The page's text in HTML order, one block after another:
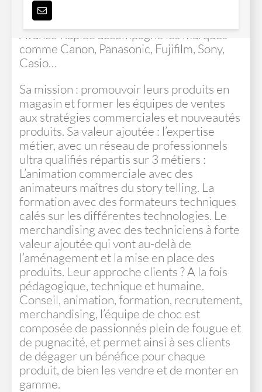
PORTRAIT
Avance Rapide accompagne les marques
comme Canon, Panasonic, Fujifilm, Sony,
Casio…
Sa mission : promouvoir leurs produits en
magasin et former les équipes de ventes
aux stratégies commerciales et nouveautés
produits. Sa valeur ajoutée : l’expertise
métier, avec un réseau de professionnels
ultra qualifiés répartis sur 3 métiers :
L’animation commerciale avec des
animateurs maîtres du story telling. La
formation avec des formateurs techniques
calés sur les différentes technologies. Le
merchandising avec des techniciens à forte
valeur ajoutée qui vont au-delà de
l’aménagement et la mise en place des
produits. Leur approche clients ? A la fois
pédagogique, technique et humaine.
Conseil, animation, formation, recrutement,
merchandising, l’équipe de choc est
composée de passionnés plein de fougue et
de pugnacité, et permet ainsi à ses clients
de dégager un bénéfice pour chaque
produit, de bien les vendre et de monter en
gamme.